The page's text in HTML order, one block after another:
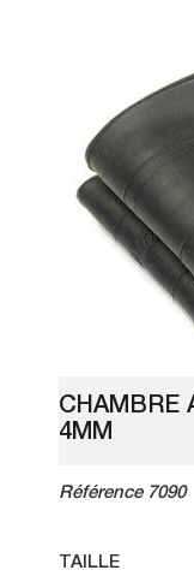
CHAMBRE
4MM
Référence 7090
TAILLE